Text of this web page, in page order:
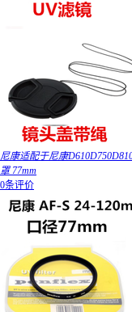
尼康适配于尼康
罩 77mm
0条评价